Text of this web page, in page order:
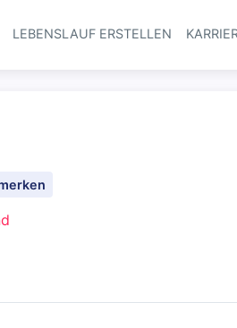
Haupt-
LEBENSLAUF ERSTELLEN